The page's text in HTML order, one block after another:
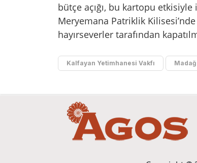
bütçe açığı, bu kartopu
Meryemana Patriklik
hayırseverler tarafından
Kalfayan Yetimhanesi Vakfı Madağ